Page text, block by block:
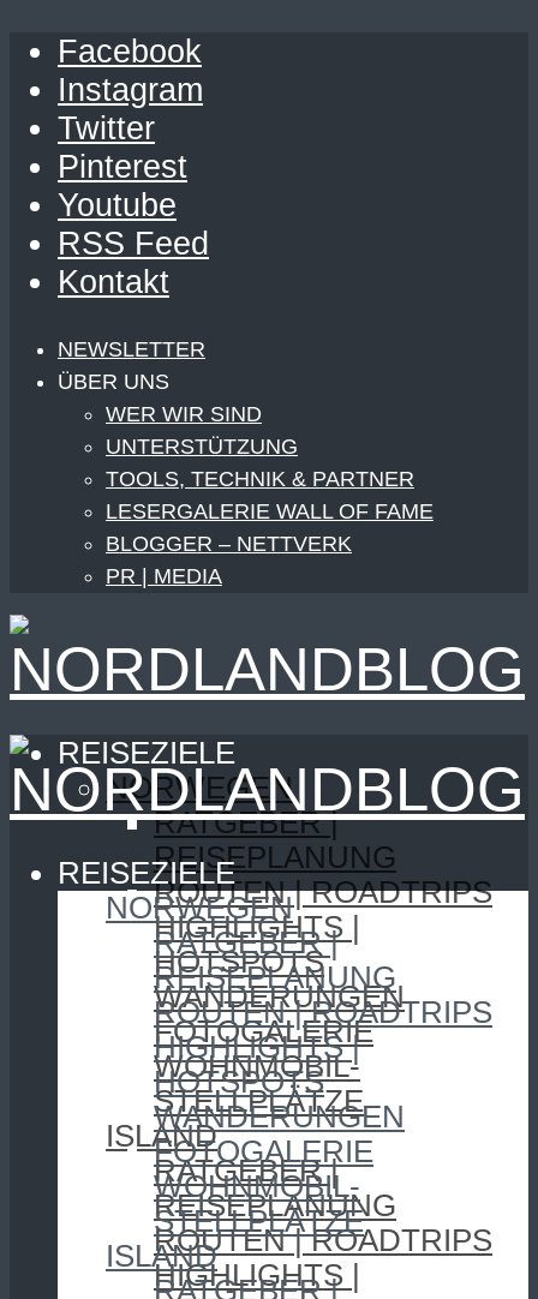
Facebook
Instagram
Twitter
Pinterest
Youtube
RSS Feed
Kontakt
NEWSLETTER
ÜBER UNS
WER WIR SIND
UNTERSTÜTZUNG
TOOLS, TECHNIK & PARTNER
LESERGALERIE WALL OF FAME
BLOGGER – NETTVERK
PR | MEDIA
REISEZIELE
NORWEGEN
RATGEBER |
REISEPLANUNG
ROUTEN | ROADTRIPS
HIGHLIGHTS |
HOTSPOTS
WANDERUNGEN
FOTOGALERIE
WOHNMOBIL-
STELLPLÄTZE
ISLAND
RATGEBER |
REISEPLANUNG
ROUTEN | ROADTRIPS
HIGHLIGHTS |
REISEZIELE
NORWEGEN
RATGEBER |
REISEPLANUNG
ROUTEN | ROADTRIPS
HIGHLIGHTS |
HOTSPOTS
WANDERUNGEN
FOTOGALERIE
WOHNMOBIL-
STELLPLÄTZE
ISLAND
RATGEBER |